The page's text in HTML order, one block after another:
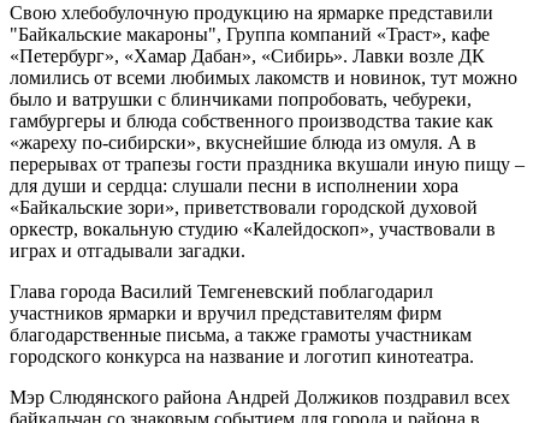
Свою хлебобулочную продукцию на ярмарке представили
"Байкальские макароны", Группа компаний «Траст», кафе
«Петербург», «Хамар Дабан», «Сибирь». Лавки возле ДК
ломились от всеми любимых лакомств и новинок, тут можно
было и ватрушки с блинчиками попробовать, чебуреки,
гамбургеры и блюда собственного производства такие как
«жареху по-сибирски», вкуснейшие блюда из омуля. А в
перерывах от трапезы гости праздника вкушали иную пищу –
для души и сердца: слушали песни в исполнении хора
«Байкальские зори», приветствовали городской духовой
оркестр, вокальную студию «Калейдоскоп», участвовали в
играх и отгадывали загадки.
Глава города Василий Темгеневский поблагодарил
участников ярмарки и вручил представителям фирм
благодарственные письма, а также грамоты участникам
городского конкурса на название и логотип кинотеатра.
Мэр Слюдянского района Андрей Должиков поздравил всех
байкальчан со знаковым событием для города и района в